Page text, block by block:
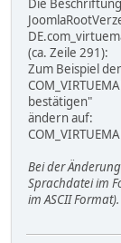
Die
(ca. Zeile 291):
Zum Beispiel
bestätigen"
ändern auf:
Bei der
Sprachdatei im
im ASCII Format).